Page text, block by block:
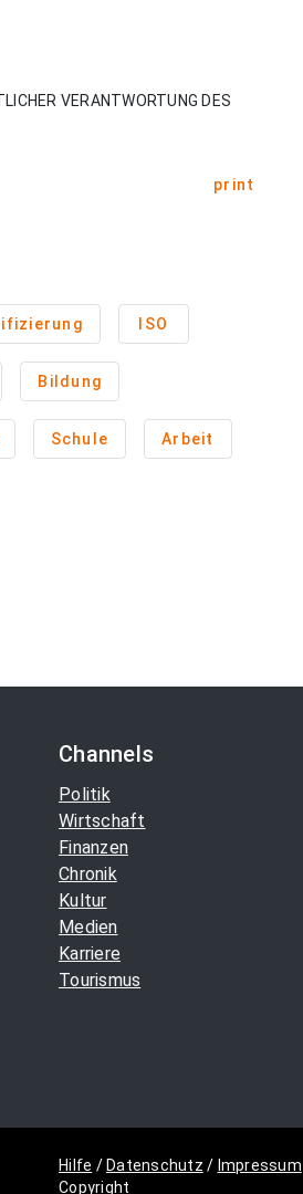
VERANTWORTUNG DES
print
ISO
Bildung
Schule Arbeit
Channels
Politik
Wirtschaft
Finanzen
Chronik
Kultur
Medien
Karriere
Tourismus
Hilfe / Datenschutz / Impressum
Copyright